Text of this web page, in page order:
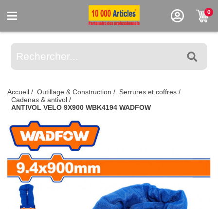
0
Accueil / Outillage & Construction / Serrures et coffres /
Cadenas & antivol /
ANTIVOL VELO 9X900 WBK4194 WADFOW